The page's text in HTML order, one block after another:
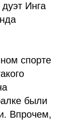
Инга
спорте
были
Впрочем,